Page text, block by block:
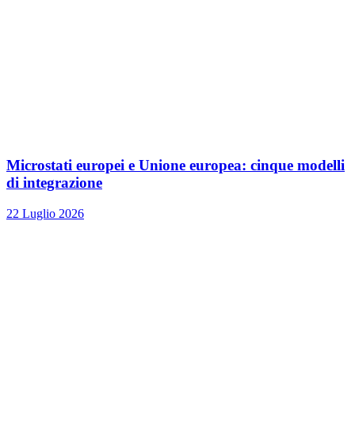
Microstati europei e Unione europea: cinque modelli
di integrazione
22 Luglio 2026